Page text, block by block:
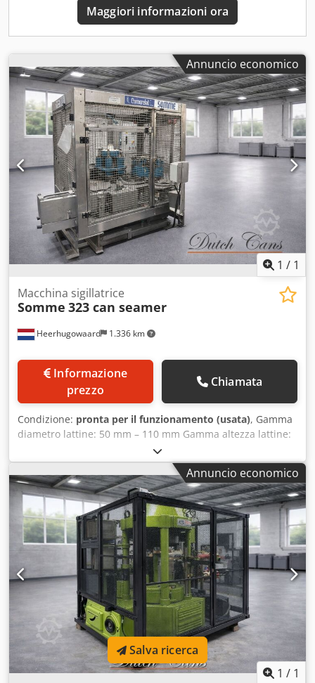
Maggiori informazioni ora
Annuncio economico
1 / 1
Heerhugowaard 1.336 km
Macchina sigillatrice
Somme 323 can seamer
prezzo
Chiamata
Condizione: pronta per il funzionamento (usata), Gamma
diametro lattine: 50 mm – 110 mm Gamma altezza lattine:
25 mm – 200 mm Capacità: fino a 300 lattine al minuto
Crsdsy Ddhaspfx Anmef
Annuncio economico
1 / 1
Salva ricerca